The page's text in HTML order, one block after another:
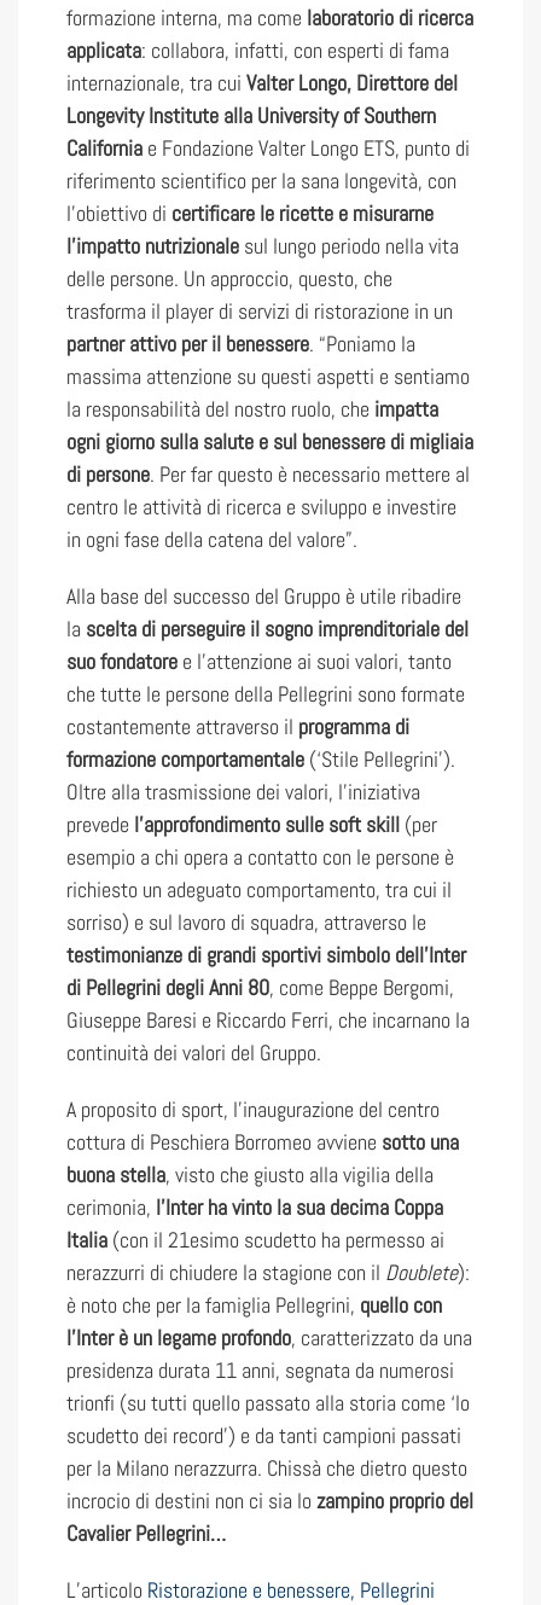
formazione interna, ma come laboratorio di ricerca
applicata: collabora, infatti, con esperti di fama
internazionale, tra cui Valter Longo, Direttore del
Longevity Institute alla University of Southern
California e Fondazione Valter Longo ETS, punto di
riferimento scientifico per la sana longevità, con
l’obiettivo di certificare le ricette e misurarne
l’impatto nutrizionale sul lungo periodo nella vita
delle persone. Un approccio, questo, che
trasforma il player di servizi di ristorazione in un
partner attivo per il benessere. “Poniamo la
massima attenzione su questi aspetti e sentiamo
la responsabilità del nostro ruolo, che impatta
ogni giorno sulla salute e sul benessere di migliaia
di persone. Per far questo è necessario mettere al
centro le attività di ricerca e sviluppo e investire
in ogni fase della catena del valore”.
Alla base del successo del Gruppo è utile ribadire
la scelta di perseguire il sogno imprenditoriale del
suo fondatore e l’attenzione ai suoi valori, tanto
che tutte le persone della Pellegrini sono formate
costantemente attraverso il programma di
formazione comportamentale (‘Stile Pellegrini’).
Oltre alla trasmissione dei valori, l’iniziativa
prevede l’approfondimento sulle soft skill (per
esempio a chi opera a contatto con le persone è
richiesto un adeguato comportamento, tra cui il
sorriso) e sul lavoro di squadra, attraverso le
testimonianze di grandi sportivi simbolo dell’Inter
di Pellegrini degli Anni 80, come Beppe Bergomi,
Giuseppe Baresi e Riccardo Ferri, che incarnano la
continuità dei valori del Gruppo.
A proposito di sport, l’inaugurazione del centro
cottura di Peschiera Borromeo avviene sotto una
buona stella, visto che giusto alla vigilia della
cerimonia, l’Inter ha vinto la sua decima Coppa
Italia (con il 21esimo scudetto ha permesso ai
nerazzurri di chiudere la stagione con il Doublete):
è noto che per la famiglia Pellegrini, quello con
l’Inter è un legame profondo, caratterizzato da una
presidenza durata 11 anni, segnata da numerosi
trionfi (su tutti quello passato alla storia come ‘lo
scudetto dei record’) e da tanti campioni passati
per la Milano nerazzurra. Chissà che dietro questo
incrocio di destini non ci sia lo zampino proprio del
Cavalier Pellegrini…
L’articolo Ristorazione e benessere, Pellegrini